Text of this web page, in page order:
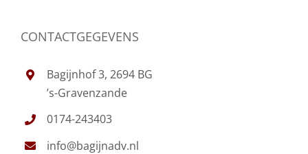
CONTACTGEGEVENS
Bagijnhof 3, 2694 BG
’s-Gravenzande
0174-243403
info@bagijnadv.nl